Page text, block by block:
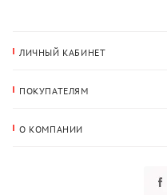
ЛИЧНЫЙ КАБИНЕТ
Адрес для доставки
ПОКУПАТЕЛЯМ
О КОМПАНИИ
Политика конфиденциальности